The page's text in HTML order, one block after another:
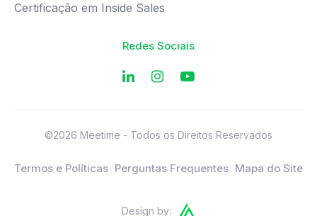
Certificação em Inside Sales
Redes Sociais
©2026 Meetime - Todos os Direitos Reservados
Termos e Políticas Perguntas Frequentes Mapa do Site
Design by: